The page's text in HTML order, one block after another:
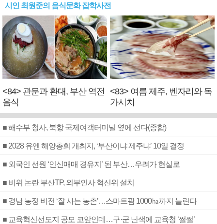
시인 최원준의 음식문화 잡학사전
<84> 관문과 환대, 부산 역전
음식
<83> 여름 제주, 벤자리와 독
가시치
■ 해수부 청사, 북항 국제여객터미널 옆에 선다(종합)
■ 2028 유엔 해양총회 개최지, ‘부산이냐 제주냐’ 10일 결정
■ 외국인 선원 ‘인신매매 경유지’ 된 부산…우려가 현실로
■ 비위 논란 부산TP, 외부인사 혁신위 설치
■ 경남 농정 비전 ‘잘 사는 농촌’…스마트팜 1000㏊까지 늘린다
■ 교육혁신선도지 공모 코앞인데…구·군 난색에 교육청 ‘쩔쩔’